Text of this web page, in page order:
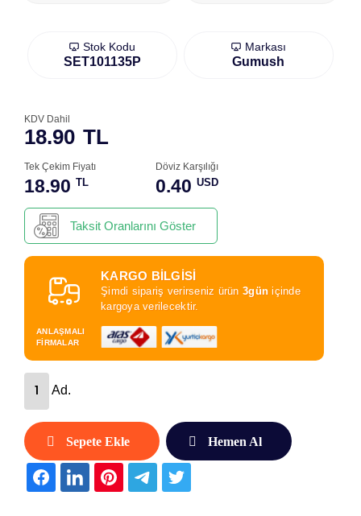
Stok Kodu
SET101135P
Markası
Gumush
18.90 TL
KDV Dahil
Tek Çekim Fiyatı
18.90 TL
Döviz Karşılığı
0.40 USD
Taksit Oranlarını Göster
KARGO BİLGİSİ
Şimdi sipariş verirseniz ürün 3gün içinde
kargoya verilecektir.
ANLAŞMALI
FİRMALAR
Ad.
Sepete Ekle Hemen Al